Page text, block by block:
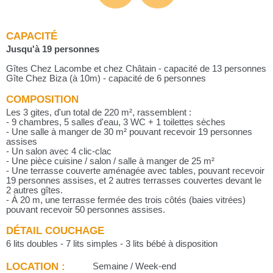
CAPACITÉ
Jusqu'à 19 personnes
Gîtes Chez Lacombe et chez Châtain - capacité de 13 personnes
Gîte Chez Biza (à 10m) - capacité de 6 personnes
COMPOSITION
Les 3 gites, d'un total de 220 m², rassemblent :
- 9 chambres, 5 salles d'eau, 3 WC + 1 toilettes sèches
- Une salle à manger de 30 m² pouvant recevoir 19 personnes
assises
- Un salon avec 4 clic-clac
- Une pièce cuisine / salon / salle à manger de 25 m²
- Une terrasse couverte aménagée avec tables, pouvant recevoir
19 personnes assises, et 2 autres terrasses couvertes devant le
2 autres gîtes.
- À 20 m, une terrasse fermée des trois côtés (baies vitrées)
pouvant recevoir 50 personnes assises.
DÉTAIL COUCHAGE
6 lits doubles - 7 lits simples - 3 lits bébé à disposition
LOCATION : Semaine / Week-end